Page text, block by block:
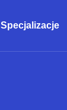
Specjalizacje